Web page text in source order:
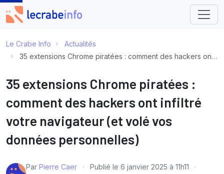
Le Crabe Info
Actualités
35 extensions Chrome piratées : comment des hackers ont infiltré votre navigateur (et volé vos données personnelles)
35 extensions Chrome piratées :
comment des hackers ont infiltré
votre navigateur (et volé vos
données personnelles)
Par Pierre Caer Publié le 6 janvier 2025 à 11h11